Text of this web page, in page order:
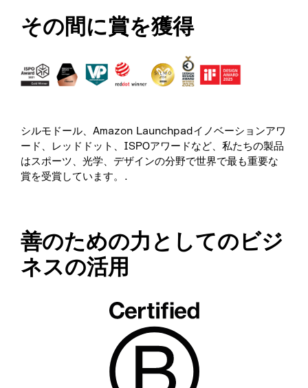
その間に賞を獲得
シルモドール、Amazon Launchpadイノベーションアワ
ード、レッドドット、ISPOアワードなど、私たちの製品
はスポーツ、光学、デザインの分野で世界で最も重要な
賞を受賞しています。.
善のための力としてのビジ
ネスの活用